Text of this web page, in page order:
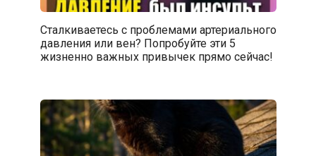
Сталкиваетесь с проблемами артериального
давления или вен? Попробуйте эти 5
жизненно важных привычек прямо сейчас!